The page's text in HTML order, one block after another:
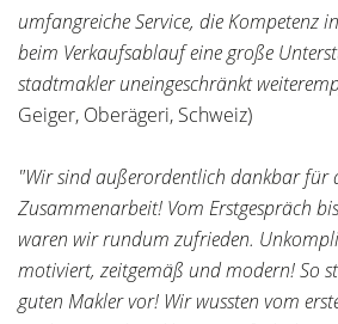
umfangreiche Service, die Kompetenz
beim Verkaufsablauf eine große
stadtmakler uneingeschränkt
Geiger, Oberägeri, Schweiz)
"Wir sind außerordentlich dankbar für
Zusammenarbeit! Vom Erstgespräch
waren wir rundum zufrieden.
motiviert, zeitgemäß und modern! So
guten Makler vor! Wir wussten vom